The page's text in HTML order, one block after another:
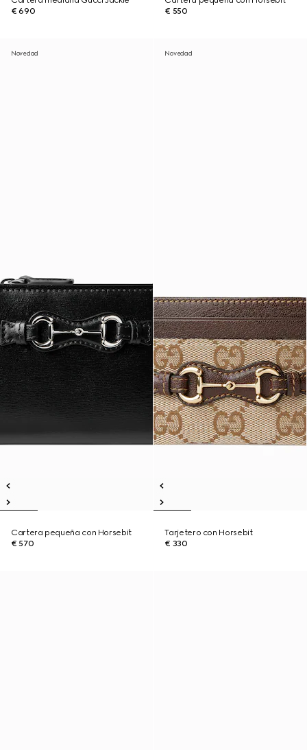
€ 690
€ 550
Novedad
Cartera pequeña con Horsebit
€ 570
Novedad
Tarjetero con Horsebit
€ 330